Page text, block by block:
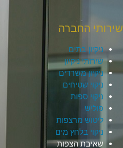
שירותי החברה
ניקיון בתים
שירותי ניקיון
ניקיון משרדים
ניקוי שטיחים
ניקוי ספות
פוליש
ליטוש מרצפות
ניקוי בלחץ מים
שאיבת הצפות